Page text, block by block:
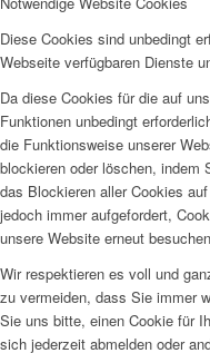
Diese Cookies sind unbedingt
Webseite verfügbaren Dienste
Da diese Cookies für die auf
Funktionen unbedingt
die Funktionsweise unserer
blockieren oder löschen, indem
das Blockieren aller Cookies
jedoch immer aufgefordert,
unsere Website erneut
Wir respektieren es voll und
zu vermeiden, dass Sie immer
Sie uns bitte, einen Cookie für
sich jederzeit abmelden oder